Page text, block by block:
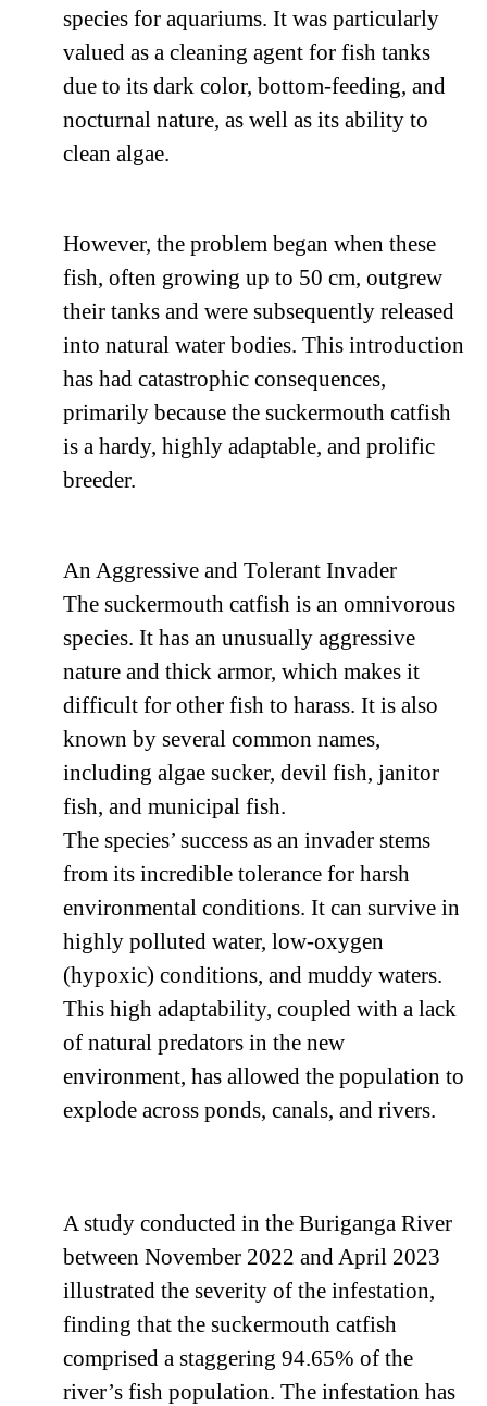
species for aquariums. It was particularly
valued as a cleaning agent for fish tanks
due to its dark color, bottom-feeding, and
nocturnal nature, as well as its ability to
clean algae.
However, the problem began when these
fish, often growing up to 50 cm, outgrew
their tanks and were subsequently released
into natural water bodies. This introduction
has had catastrophic consequences,
primarily because the suckermouth catfish
is a hardy, highly adaptable, and prolific
breeder.
An Aggressive and Tolerant Invader
The suckermouth catfish is an omnivorous
species. It has an unusually aggressive
nature and thick armor, which makes it
difficult for other fish to harass. It is also
known by several common names,
including algae sucker, devil fish, janitor
fish, and municipal fish.
The species’ success as an invader stems
from its incredible tolerance for harsh
environmental conditions. It can survive in
highly polluted water, low-oxygen
(hypoxic) conditions, and muddy waters.
This high adaptability, coupled with a lack
of natural predators in the new
environment, has allowed the population to
explode across ponds, canals, and rivers.
A study conducted in the Buriganga River
between November 2022 and April 2023
illustrated the severity of the infestation,
finding that the suckermouth catfish
comprised a staggering 94.65% of the
river’s fish population. The infestation has